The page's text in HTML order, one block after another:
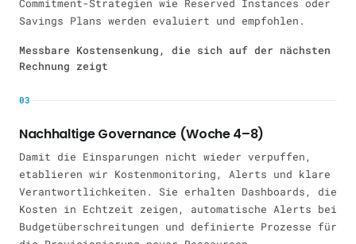
Commitment-Strategien wie Reserved Instances oder
Savings Plans werden evaluiert und empfohlen.
Messbare Kostensenkung, die sich auf der nächsten
Rechnung zeigt
03
Nachhaltige Governance (Woche 4–8)
Damit die Einsparungen nicht wieder verpuffen,
etablieren wir Kostenmonitoring, Alerts und klare
Verantwortlichkeiten. Sie erhalten Dashboards, die
Kosten in Echtzeit zeigen, automatische Alerts bei
Budgetüberschreitungen und definierte Prozesse für